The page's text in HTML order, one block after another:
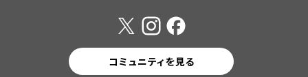
コミュニティを見る